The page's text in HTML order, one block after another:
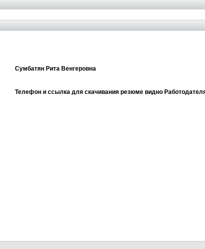
Сумбатян Рита Венгеровна
Телефон и ссылка для скачивания резюме видно